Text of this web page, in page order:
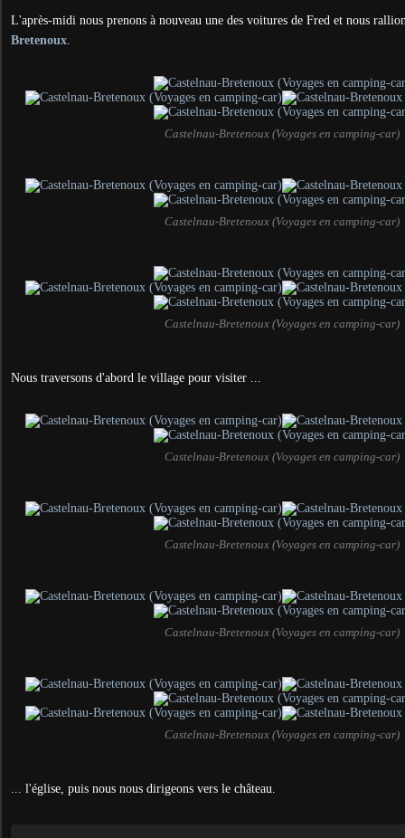
L'après-midi nous prenons à nouveau une des voitures de Fred et nous
Bretenoux.
Castelnau-Bretenoux (Voyages en camping-car)
Castelnau-Bretenoux (Voyages en camping-car)
Castelnau-Bretenoux (Voyages en camping-car)
Nous traversons d'abord le village pour visiter ...
Castelnau-Bretenoux (Voyages en camping-car)
Castelnau-Bretenoux (Voyages en camping-car)
Castelnau-Bretenoux (Voyages en camping-car)
Castelnau-Bretenoux (Voyages en camping-car)
... l'église, puis nous nous dirigeons vers le château.